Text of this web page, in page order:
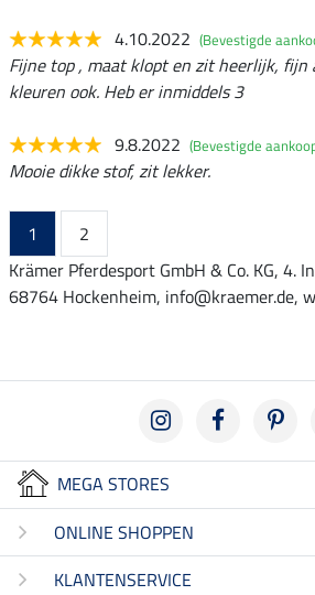
4.10.2022 (Bevestigde
Fijne top , maat klopt en zit heerlijk, fijn
kleuren ook. Heb er inmiddels 3
9.8.2022 (Bevestigde
Mooie dikke stof, zit lekker.
1
2
Krämer Pferdesport GmbH & Co. KG, 4.
68764 Hockenheim, info@kraemer.de,
MEGA STORES
ONLINE SHOPPEN
KLANTENSERVICE